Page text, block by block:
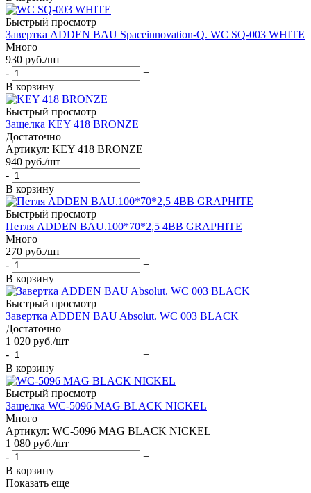
Быстрый просмотр
Завертка ADDEN BAU Spaceinnovation-Q. WC SQ-003 WHITE
Много
930 руб./шт
-
+
В корзину
Быстрый просмотр
Защелка KEY 418 BRONZE
Достаточно
Артикул: KEY 418 BRONZE
940 руб./шт
-
+
В корзину
Быстрый просмотр
Петля ADDEN BAU.100*70*2,5 4BB GRAPHITE
Много
270 руб./шт
-
+
В корзину
Быстрый просмотр
Завертка ADDEN BAU Absolut. WC 003 BLACK
Достаточно
1 020 руб./шт
-
+
В корзину
Быстрый просмотр
Защелка WC-5096 MAG BLACK NICKEL
Много
Артикул: WC-5096 MAG BLACK NICKEL
1 080 руб./шт
-
+
В корзину
Показать еще